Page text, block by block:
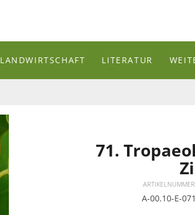
LANDWIRTSCHAFT LITERATUR
71.
ARTIKELNUMMER
A-00.10-E-071